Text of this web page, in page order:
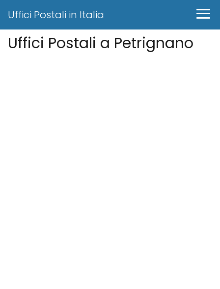
Uffici Postali in Italia
Uffici Postali a Petrignano